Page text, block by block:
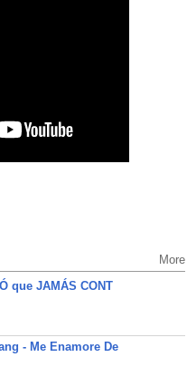
More
que JAMÁS CONT
- Me Enamore De